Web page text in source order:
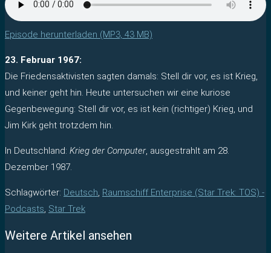
Episode herunterladen (MP3, 43 MB)
23. Februar 1967:
Die Friedensaktivisten sagten damals: Stell dir vor, es ist Krieg,
und keiner geht hin. Heute untersuchen wir eine kuriose
Gegenbewegung: Stell dir vor, es ist kein (richtiger) Krieg, und
Jim Kirk geht trotzdem hin.
In Deutschland: Krieg der Computer, ausgestrahlt am 28.
Dezember 1987.
Schlagwörter: Deutsch, Raumschiff Enterprise (Star Trek: TOS) -
Podcasts, Star Trek
Weitere Artikel ansehen